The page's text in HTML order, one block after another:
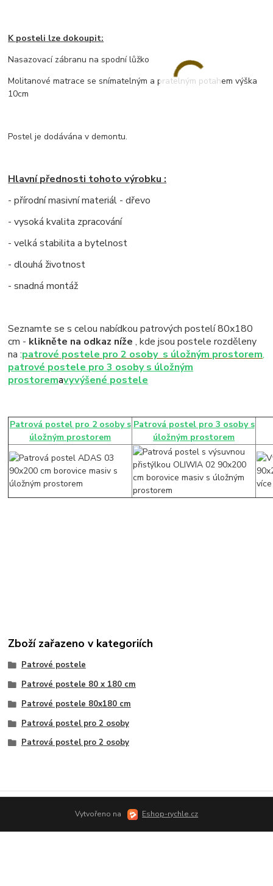
K posteli lze dokoupit:
Nasazovací zábranu na spodní lůžko
Molitanové matrace se snímatelným a pratelným potahem výška
10cm
Postel je dodávána v demontu.
Hlavní přednosti tohoto výrobku :
- přírodní masivní materiál - dřevo
- vysoká kvalita zpracování
- velká stabilita a bytelnost
- dlouhá životnost
- snadná montáž
Seznamte se s celou nabídkou patrových postelí 80x180
cm - klikněte na odkaz níže , kde jsou postele rozděleny
na :patrové postele pro 2 osoby s úložným prostorem,
patrové postele pro 3 osoby s úložným
prostoremavyvýšené postele
Patrová postel pro 2 osoby s
úložným prostorem
Patrová postel pro 3 osoby s
úložným prostorem
Zboží zařazeno v kategoriích
Patrové postele
Patrové postele 80 x 180 cm
Patrové postele 80x180 cm
Patrová postel pro 2 osoby
Patrová postel pro 2 osoby
Vytvořeno na Eshop-rychle.cz